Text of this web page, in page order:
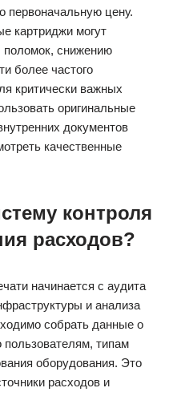
первоначальную цену.
картриджи могут
поломок, снижению
более частого
критически важных
оригинальные
документов
качественные
контроля
расходов?
начинается с аудита
и анализа
собрать данные о
типам
оборудования. Это
расходов и